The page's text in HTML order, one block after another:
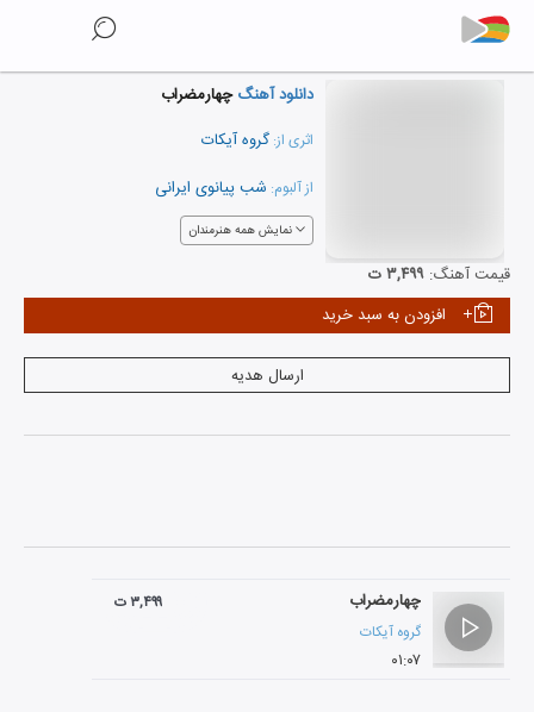
دانلود آهنگچهارمضراب
اثری از: گروه آیکات
از آلبوم: شب پیانوی ایرانی
نمایش همه هنرمندان
قیمت آهنگ: ۳,۴۹۹ ت
افزودن به سبد خرید
ارسال هدیه
چهارمضراب
گروه آیکات
۰۱:۰۷
۳,۴۹۹ ت